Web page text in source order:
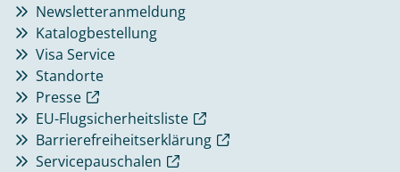
Newsletteranmeldung
Katalogbestellung
Visa Service
Standorte
Presse
EU-Flugsicherheitsliste
Barrierefreiheitserklärung
Servicepauschalen